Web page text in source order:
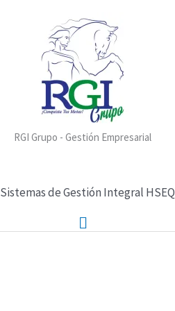
RGI Grupo - Gestión Empresarial
Sistemas de Gestión Integral HSEQ
Buscar